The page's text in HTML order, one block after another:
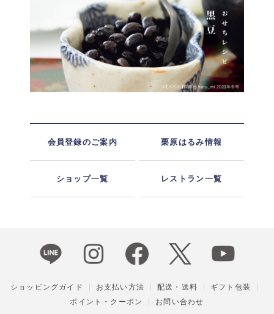
会員登録のご案内 栗原はるみ情報
ショップ一覧 レストラン一覧
ショッピングガイド お支払い方法 配送・送料
ギフト包装
ポイント・クーポン
お問い合わせ